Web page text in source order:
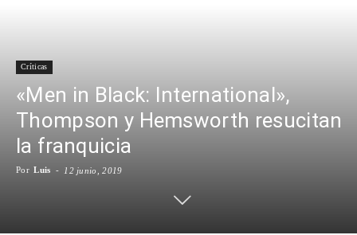
Para
Cinéfilos
Críticas
«Men in Black: International»,
Thompson y Hemsworth resucitan
la franquicia
Por Luis - 12 junio, 2019